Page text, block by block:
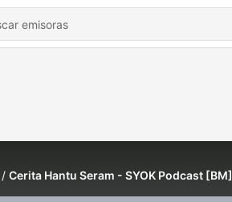
Cerita Hantu Seram - SYOK Podcast [BM]